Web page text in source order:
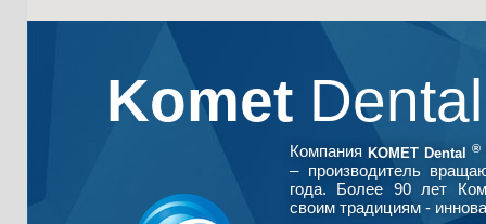
Komet
Компания KOMET Dental ®
– производитель
года. Более 90 лет
своим традициям -